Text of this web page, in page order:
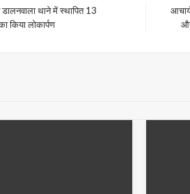
थाने में स्थापित 13
किया लोकार्पण